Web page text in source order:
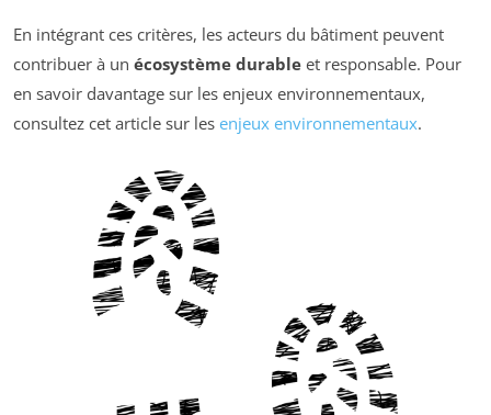
En intégrant ces critères, les acteurs du bâtiment peuvent
contribuer à un écosystème durable et responsable. Pour
en savoir davantage sur les enjeux environnementaux,
consultez cet article sur les enjeux environnementaux.